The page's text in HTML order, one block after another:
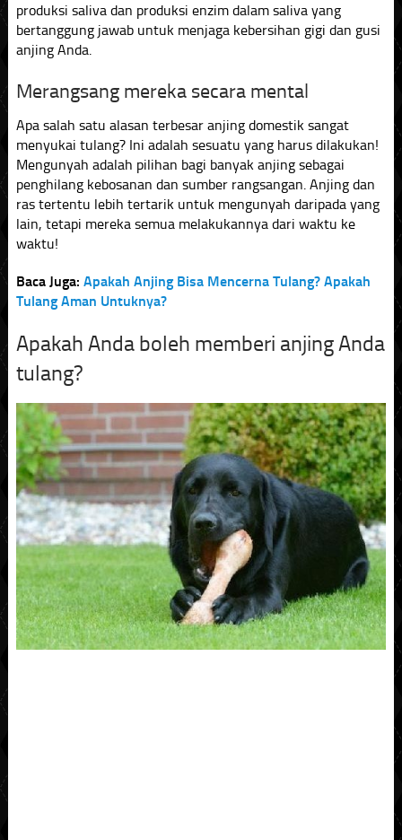
produksi saliva dan produksi enzim dalam saliva yang
bertanggung jawab untuk menjaga kebersihan gigi dan gusi
anjing Anda.
Merangsang mereka secara mental
Apa salah satu alasan terbesar anjing domestik sangat
menyukai tulang? Ini adalah sesuatu yang harus dilakukan!
Mengunyah adalah pilihan bagi banyak anjing sebagai
penghilang kebosanan dan sumber rangsangan. Anjing dan
ras tertentu lebih tertarik untuk mengunyah daripada yang
lain, tetapi mereka semua melakukannya dari waktu ke
waktu!
Baca Juga: Apakah Anjing Bisa Mencerna Tulang? Apakah
Tulang Aman Untuknya?
Apakah Anda boleh memberi anjing Anda
tulang?